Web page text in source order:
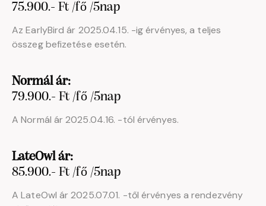
75.900.- Ft /fő /5nap
Az EarlyBird ár 2025.04.15. -ig érvényes, a teljes
összeg befizetése esetén.
Normál ár:
79.900.- Ft /fő /5nap
A Normál ár 2025.04.16. -tól érvényes.
LateOwl ár:
85.900.- Ft /fő /5nap
A LateOwl ár 2025.07.01. -től érvényes a rendezvény